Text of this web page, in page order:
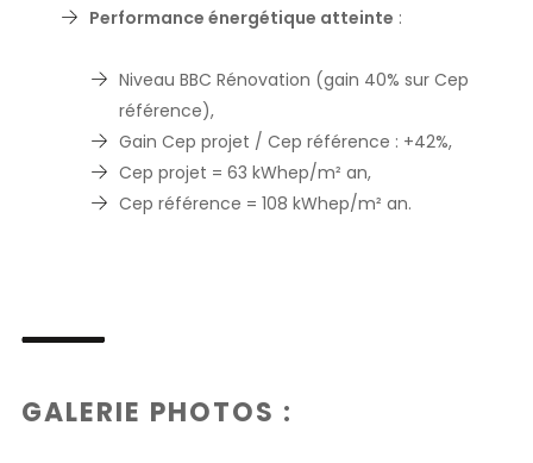
Performance énergétique atteinte :
Niveau BBC Rénovation (gain 40% sur Cep
référence),
Gain Cep projet / Cep référence : +42%,
Cep projet = 63 kWhep/m² an,
Cep référence = 108 kWhep/m² an.
GALERIE PHOTOS :